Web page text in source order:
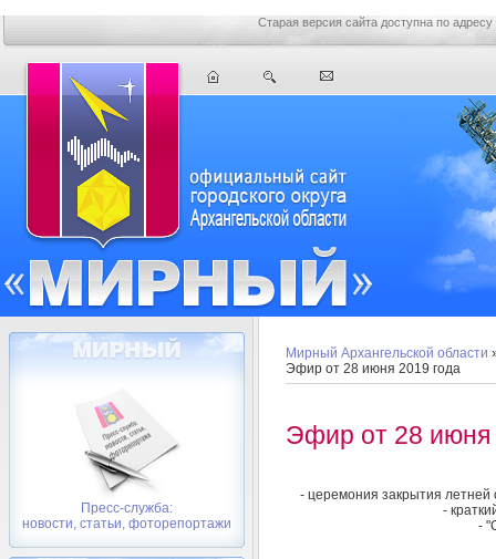
Старая версия сайта доступна по адресу
Пресс-служба:
новости, статьи, фоторепортажи
Мирный Архангельской области
Эфир от 28 июня 2019 года
Эфир от 28 июня
- церемония закрытия
-
-